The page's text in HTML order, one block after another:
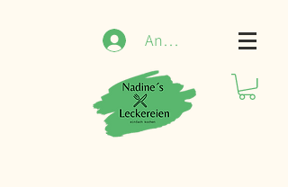
Anmelden